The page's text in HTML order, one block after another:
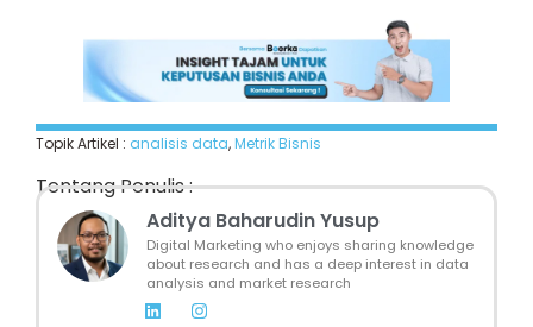
Topik Artikel : analisis data,Metrik Bisnis
Tentang Penulis :
Aditya Baharudin Yusup
Digital Marketing who enjoys sharing knowledge
about research and has a deep interest in data
analysis and market research